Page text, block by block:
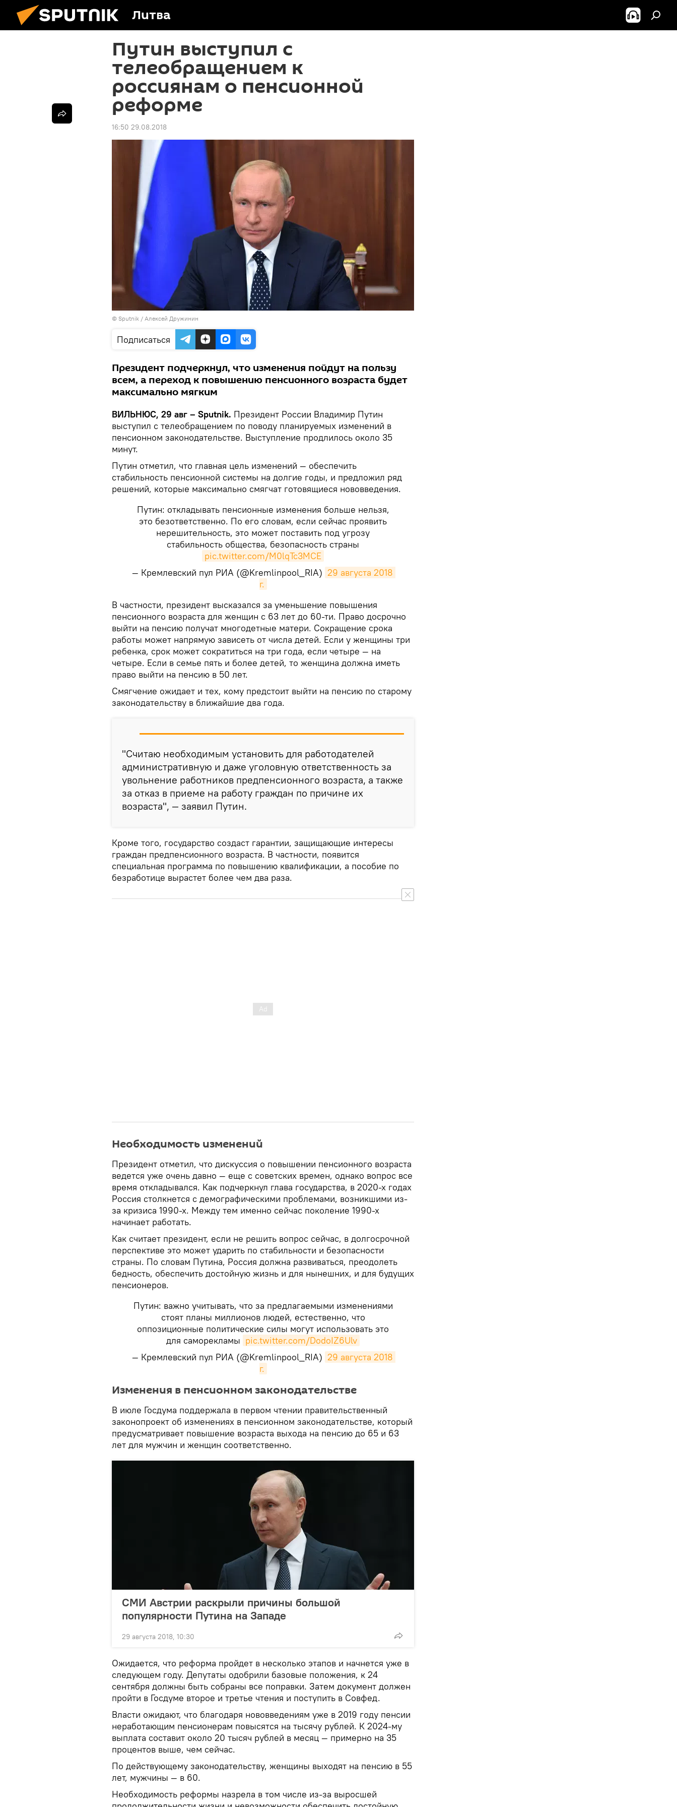
Литва
Путин выступил с
телеобращением к
россиянам о пенсионной
реформе
16:50 29.08.2018
© Sputnik / Алексей Дружинин
Подписаться
Президент подчеркнул, что изменения пойдут на пользу
всем, а переход к повышению пенсионного возраста будет
максимально мягким
ВИЛЬНЮС, 29 авг – Sputnik. Президент России Владимир Путин
выступил с телеобращением по поводу планируемых изменений в
пенсионном законодательстве. Выступление продлилось около 35
минут.
Путин отметил, что главная цель изменений — обеспечить
стабильность пенсионной системы на долгие годы, и предложил ряд
решений, которые максимально смягчат готовящиеся нововведения.
Путин: откладывать пенсионные изменения больше нельзя,
это безответственно. По его словам, если сейчас проявить
нерешительность, это может поставить под угрозу
стабильность общества, безопасность страны
pic.twitter.com/M0lqTc3MCE
— Кремлевский пул РИА (@Kremlinpool_RIA) 29 августа 2018
г.
​В частности, президент высказался за уменьшение повышения
пенсионного возраста для женщин с 63 лет до 60-ти. Право досрочно
выйти на пенсию получат многодетные матери. Сокращение срока
работы может напрямую зависеть от числа детей. Если у женщины три
ребенка, срок может сократиться на три года, если четыре — на
четыре. Если в семье пять и более детей, то женщина должна иметь
право выйти на пенсию в 50 лет.
Смягчение ожидает и тех, кому предстоит выйти на пенсию по старому
законодательству в ближайшие два года.
"Считаю необходимым установить для работодателей
административную и даже уголовную ответственность за
увольнение работников предпенсионного возраста, а также
за отказ в приеме на работу граждан по причине их
возраста", — заявил Путин.
Кроме того, государство создаст гарантии, защищающие интересы
граждан предпенсионного возраста. В частности, появится
специальная программа по повышению квалификации, а пособие по
безработице вырастет более чем два раза.
Необходимость изменений
Президент отметил, что дискуссия о повышении пенсионного возраста
ведется уже очень давно — еще с советских времен, однако вопрос все
время откладывался. Как подчеркнул глава государства, в 2020-х годах
Россия столкнется с демографическими проблемами, возникшими из-
за кризиса 1990-х. Между тем именно сейчас поколение 1990-х
начинает работать.
​Как считает президент, если не решить вопрос сейчас, в долгосрочной
перспективе это может ударить по стабильности и безопасности
страны. По словам Путина, Россия должна развиваться, преодолеть
бедность, обеспечить достойную жизнь и для нынешних, и для будущих
пенсионеров.
Путин: важно учитывать, что за предлагаемыми изменениями
стоят планы миллионов людей, естественно, что
оппозиционные политические силы могут использовать это
для саморекламы pic.twitter.com/DodoIZ6Ulv
— Кремлевский пул РИА (@Kremlinpool_RIA) 29 августа 2018
г.
​Изменения в пенсионном законодательстве
В июле Госдума поддержала в первом чтении правительственный
законопроект об изменениях в пенсионном законодательстве, который
предусматривает повышение возраста выхода на пенсию до 65 и 63
лет для мужчин и женщин соответственно.
СМИ Австрии раскрыли причины большой
популярности Путина на Западе
29 августа 2018, 10:30
Ожидается, что реформа пройдет в несколько этапов и начнется уже в
следующем году. Депутаты одобрили базовые положения, к 24
сентября должны быть собраны все поправки. Затем документ должен
пройти в Госдуме второе и третье чтения и поступить в Совфед.
Власти ожидают, что благодаря нововведениям уже в 2019 году пенсии
неработающим пенсионерам повысятся на тысячу рублей. К 2024-му
выплата составит около 20 тысяч рублей в месяц — примерно на 35
процентов выше, чем сейчас.
По действующему законодательству, женщины выходят на пенсию в 55
лет, мужчины — в 60.
Необходимость реформы назрела в том числе из-за выросшей